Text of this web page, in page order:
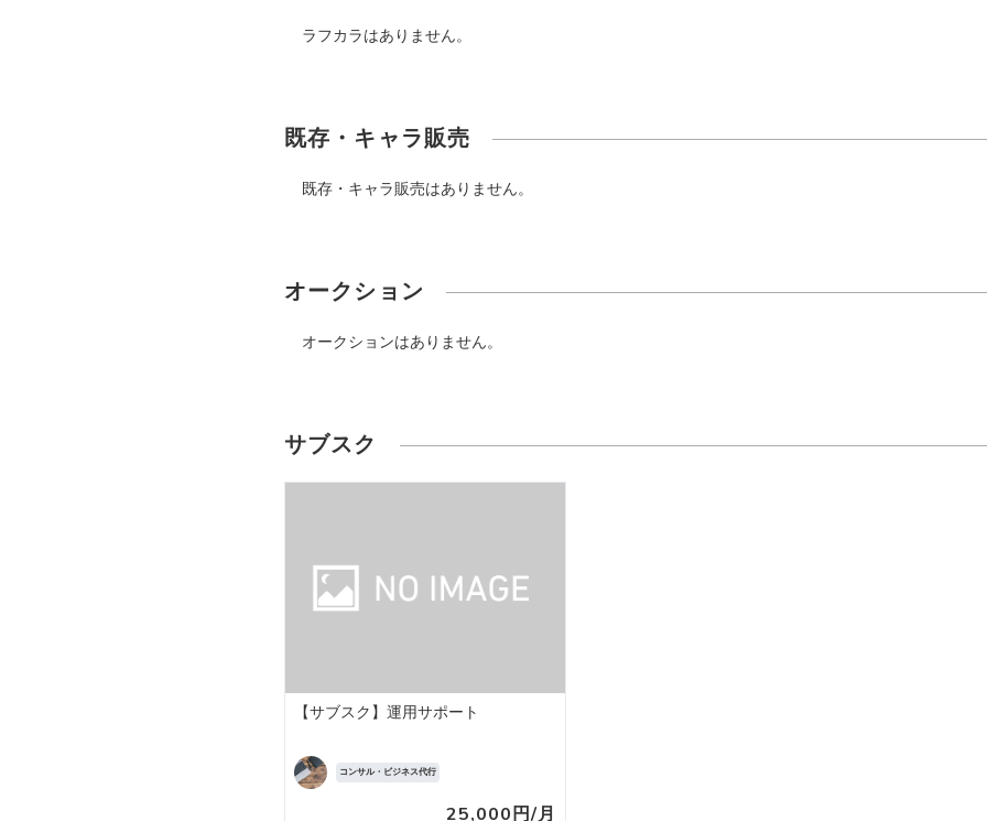
ラフカラはありません。
既存・キャラ販売
既存・キャラ販売はありません。
オークション
オークションはありません。
サブスク
【サブスク】運用サポート
コンサル・ビジネス代行
25,000円/月